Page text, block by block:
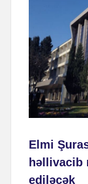
Elmi
həllivacib
ediləcək